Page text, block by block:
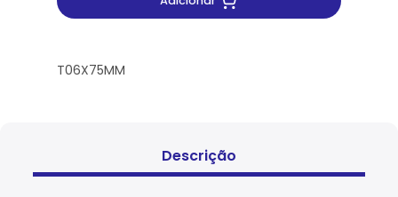
T06X75MM
Descrição